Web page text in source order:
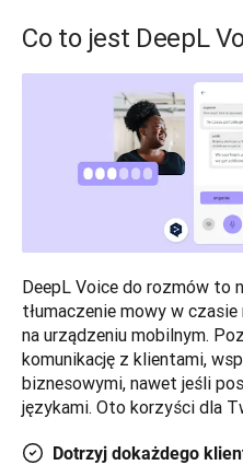
Co to jest DeepL
DeepL Voice do rozmów to
tłumaczenie mowy w
na urządzeniu mobilnym.
komunikację z klientami,
biznesowymi, nawet jeśli
językami. Oto korzyści dla
Dotrzyj dokażdego